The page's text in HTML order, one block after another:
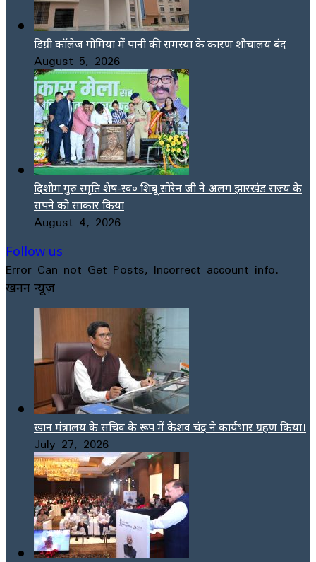
डिग्री कॉलेज गोमिया में पानी की समस्या के कारण शौचालय बंद
August 5, 2026
दिशोम गुरु स्मृति शेष-स्व० शिबू सोरेन जी ने अलग झारखंड राज्य के
सपने को साकार किया
August 4, 2026
Follow us
Error Can not Get Posts, Incorrect account info.
खनन न्यूज़
खान मंत्रालय के सचिव के रूप में केशव चंद्र ने कार्यभार ग्रहण किया।
July 27, 2026